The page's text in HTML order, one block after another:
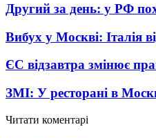
Другий за день: у РФ
Вибух у Москві: Італія
ЄС відзавтра змінює
ЗМІ: У ресторані в
Читати коментарі